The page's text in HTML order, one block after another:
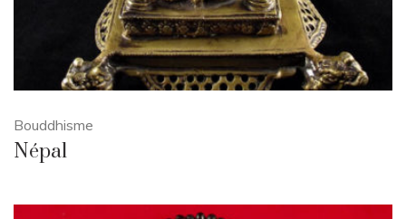
Bouddhisme
Népal